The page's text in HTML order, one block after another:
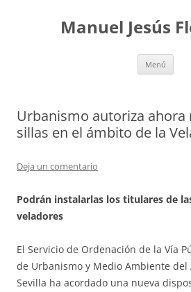
contenidoManuel Jesús
Menú
Urbanismo autoriza ahora
sillas en el ámbito de la
Deja un comentario
Podrán instalarlas los titulares de
veladores
El Servicio de Ordenación de la Vía
de Urbanismo y Medio Ambiente
Sevilla ha acordado una nueva